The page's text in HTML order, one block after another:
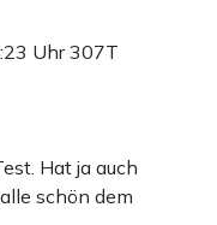
Uhr307T
Hat ja auch
schön dem